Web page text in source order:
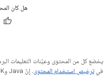
هل كان
يخضع كل من المحتوى وعيّنات التعليمات
فيترخيص استخدام المحتوى